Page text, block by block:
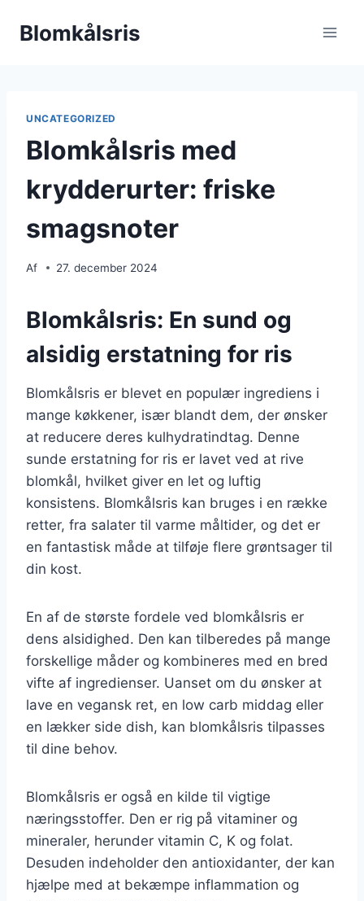
Blomkålsris
UNCATEGORIZED
Blomkålsris med
krydderurter: friske
smagsnoter
Af 27. december 2024
Blomkålsris: En sund og
alsidig erstatning for ris
Blomkålsris er blevet en populær ingrediens i
mange køkkener, især blandt dem, der ønsker
at reducere deres kulhydratindtag. Denne
sunde erstatning for ris er lavet ved at rive
blomkål, hvilket giver en let og luftig
konsistens. Blomkålsris kan bruges i en række
retter, fra salater til varme måltider, og det er
en fantastisk måde at tilføje flere grøntsager til
din kost.
En af de største fordele ved blomkålsris er
dens alsidighed. Den kan tilberedes på mange
forskellige måder og kombineres med en bred
vifte af ingredienser. Uanset om du ønsker at
lave en vegansk ret, en low carb middag eller
en lækker side dish, kan blomkålsris tilpasses
til dine behov.
Blomkålsris er også en kilde til vigtige
næringsstoffer. Den er rig på vitaminer og
mineraler, herunder vitamin C, K og folat.
Desuden indeholder den antioxidanter, der kan
hjælpe med at bekæmpe inflammation og